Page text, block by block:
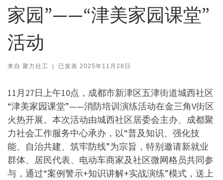
家园”——“津美家园课堂”
活动
来自 聚力社工 | 已发表 2025年11月28日
11月27日上午10点，成都市新津区五津街道城西社区
“津美家园课堂”——消防培训演练活动在金三角V街区
火热开展。本次活动由城西社区居委会主办、成都聚
力社会工作服务中心承办，以“普及知识、强化技
能、自治共建、筑牢防线”为宗旨，特别邀请新就业
群体、居民代表、电动车商家及社区微网格员共同参
与，通过“案例警示+知识讲解+实战演练”模式，送上